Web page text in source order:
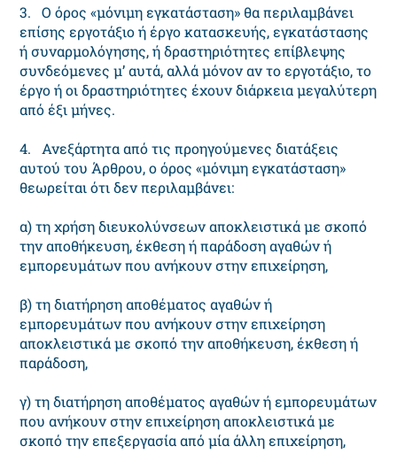
3. Ο όρος «μόνιμη εγκατάσταση» θα περιλαμβάνει
επίσης εργοτάξιο ή έργο κατασκευής, εγκατάστασης
ή συναρμολόγησης, ή δραστηριότητες επίβλεψης
συνδεόμενες μ’ αυτά, αλλά μόνον αν το εργοτάξιο, το
έργο ή οι δραστηριότητες έχουν διάρκεια μεγαλύτερη
από έξι μήνες.
4. Ανεξάρτητα από τις προηγούμενες διατάξεις
αυτού του Άρθρου, ο όρος «μόνιμη εγκατάσταση»
θεωρείται ότι δεν περιλαμβάνει:
α) τη χρήση διευκολύνσεων αποκλειστικά με σκοπό
την αποθήκευση, έκθεση ή παράδοση αγαθών ή
εμπορευμάτων που ανήκουν στην επιχείρηση,
β) τη διατήρηση αποθέματος αγαθών ή
εμπορευμάτων που ανήκουν στην επιχείρηση
αποκλειστικά με σκοπό την αποθήκευση, έκθεση ή
παράδοση,
γ) τη διατήρηση αποθέματος αγαθών ή εμπορευμάτων
που ανήκουν στην επιχείρηση αποκλειστικά με
σκοπό την επεξεργασία από μία άλλη επιχείρηση,